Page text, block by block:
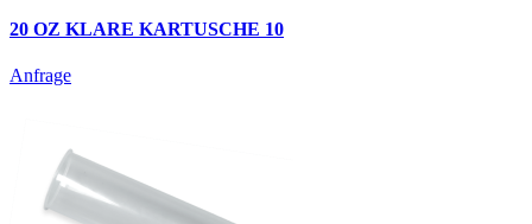
20 OZ KLARE KARTUSCHE 10
Anfrage